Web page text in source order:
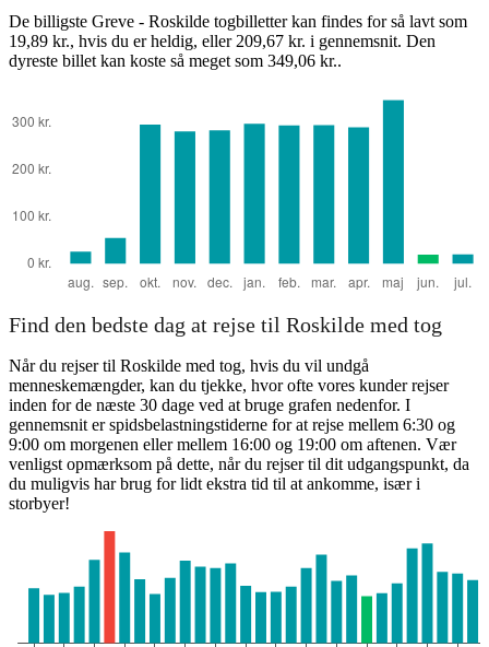
De billigste Greve - Roskilde togbilletter kan findes for så lavt som
19,89 kr., hvis du er heldig, eller 209,67 kr. i gennemsnit. Den
dyreste billet kan koste så meget som 349,06 kr..
Find den bedste dag at rejse til Roskilde med tog
Når du rejser til Roskilde med tog, hvis du vil undgå
menneskemængder, kan du tjekke, hvor ofte vores kunder rejser
inden for de næste 30 dage ved at bruge grafen nedenfor. I
gennemsnit er spidsbelastningstiderne for at rejse mellem 6:30 og
9:00 om morgenen eller mellem 16:00 og 19:00 om aftenen. Vær
venligst opmærksom på dette, når du rejser til dit udgangspunkt, da
du muligvis har brug for lidt ekstra tid til at ankomme, især i
storbyer!